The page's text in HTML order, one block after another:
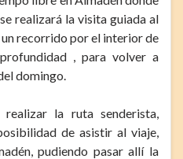
realizará la visita guiada al
recorrido por el interior de
, para volver a
domingo.
la ruta senderista,
de asistir al viaje,
pudiendo pasar allí la